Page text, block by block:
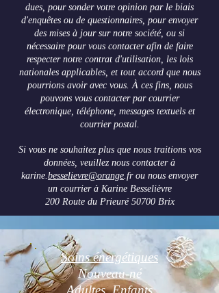
dues, pour sonder votre opinion par le biais
d'enquêtes ou de questionnaires, pour envoyer
des mises à jour sur notre société, ou si
nécessaire pour vous contacter afin de faire
respecter notre contrat d'utilisation, les lois
nationales applicables, et tout accord que nous
pourrions avoir avec vous. À ces fins, nous
pouvons vous contacter par courrier
électronique, téléphone, messages textuels et
courrier postal.
Si vous ne souhaitez plus que nous traitions vos
données, veuillez nous contacter à
karine.besselievre@orange.fr ou nous envoyer
un courrier à Karine Besselièvre
200 Route du Prieuré 50700 Brix
Soins énergétiques
Nouveau-né
Adultes, Enfants